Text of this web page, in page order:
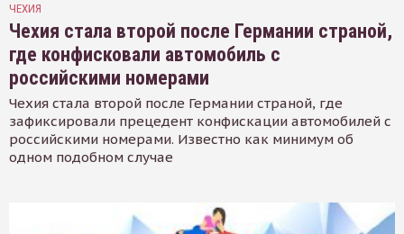
ЧЕХИЯ
Чехия стала второй после Германии страной,
где конфисковали автомобиль с
российскими номерами
Чехия стала второй после Германии страной, где
зафиксировали прецедент конфискации автомобилей с
российскими номерами. Известно как минимум об
одном подобном случае